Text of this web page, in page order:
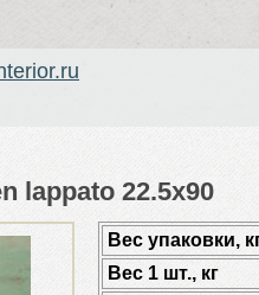
lappato 22.5x90
Веc упаковки,
Вес 1 шт., кг